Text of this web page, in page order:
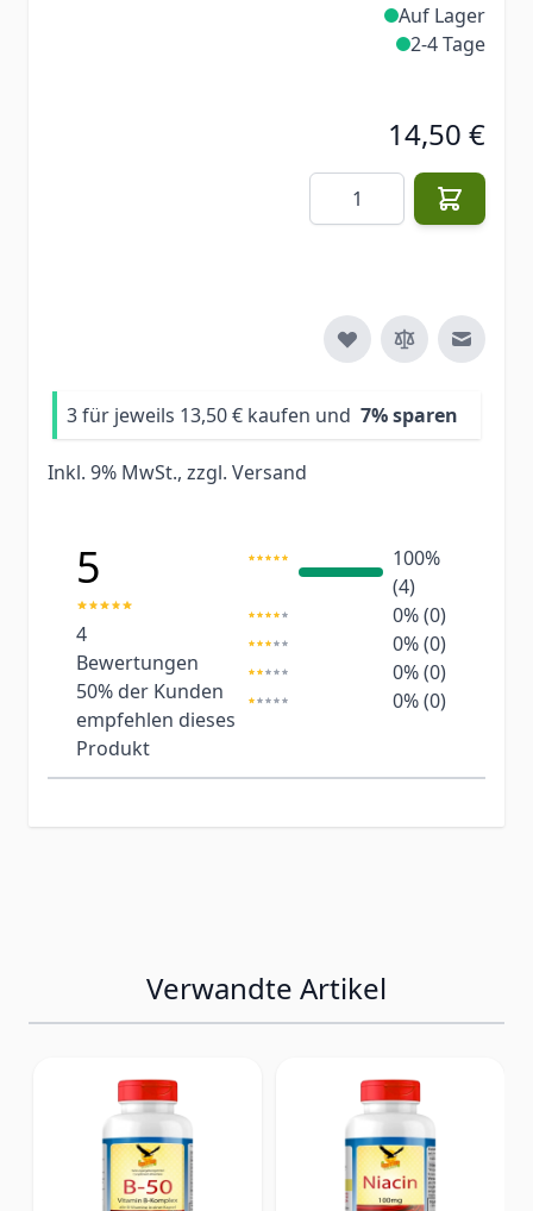
Auf Lager
2-4 Tage
14,50 €
Menge
E-Mail
3 für jeweils 13,50 € kaufen und 7% sparen
Inkl. 9% MwSt., zzgl. Versand
5
4
Bewertungen
50% der Kunden
empfehlen dieses
Produkt
100%
(4)
0% (0)
0% (0)
0% (0)
0% (0)
Verwandte Artikel